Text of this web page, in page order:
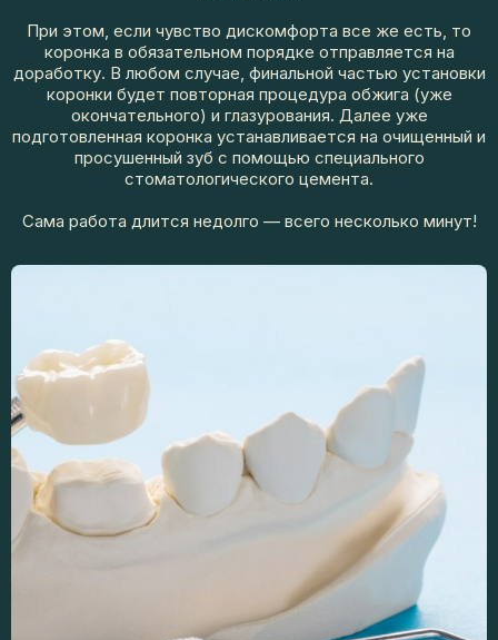
При этом, если чувство дискомфорта все же есть, то
коронка в обязательном порядке отправляется на
доработку. В любом случае, финальной частью установки
коронки будет повторная процедура обжига (уже
окончательного) и глазурования. Далее уже
подготовленная коронка устанавливается на очищенный и
просушенный зуб с помощью специального
стоматологического цемента.
Сама работа длится недолго — всего несколько минут!